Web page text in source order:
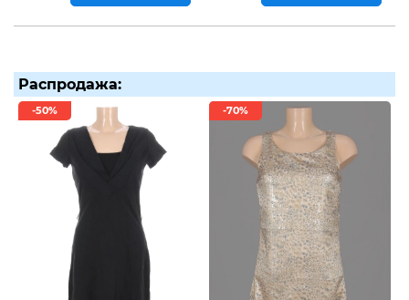
Распродажа:
-50% -70%